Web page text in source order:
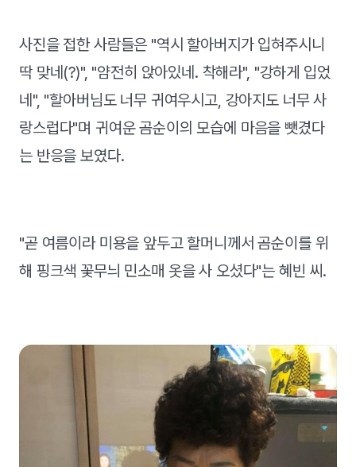
사진을 접한 사람들은 "역시 할아버지가 입혀주시니
딱 맞네(?)", "얌전히 앉아있네. 착해라", "강하게 입었
네", "할아버님도 너무 귀여우시고, 강아지도 너무 사
랑스럽다"며 귀여운 곰순이의 모습에 마음을 뺏겼다
는 반응을 보였다.
"곧 여름이라 미용을 앞두고 할머니께서 곰순이를 위
해 핑크색 꽃무늬 민소매 옷을 사 오셨다"는 혜빈 씨.